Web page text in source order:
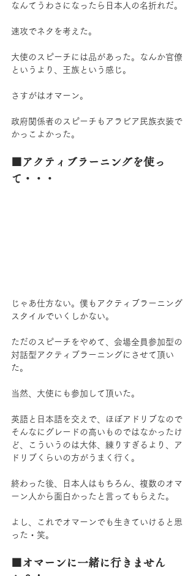
なんてうわさになったら日本人の名折れだ。
速攻でネタを考えた。
大使のスピーチには品があった。なんか官僚
というより、王族という感じ。
さすがはオマーン。
政府関係者のスピーチもアラビア民族衣装で
かっこよかった。
■アクティブラーニングを使っ
て・・・
じゃあ仕方ない。僕もアクティブラーニング
スタイルでいくしかない。
ただのスピーチをやめて、会場全員参加型の
対話型アクティブラーニングにさせて頂い
た。
当然、大使にも参加して頂いた。
英語と日本語を交えで、ほぼアドリブなので
そんなにグレードの高いものではなかったけ
ど、こういうのは大体、練りすぎるより、ア
ドリブくらいの方がうまく行く。
終わった後、日本人はもちろん、複数のオマ
ーン人から面白かったと言ってもらえた。
よし、これでオマーンでも生きていけると思
った・笑。
■オマーンに一緒に行きません